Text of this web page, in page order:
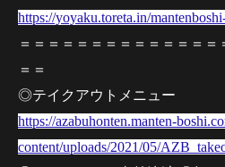
https://yoyaku.toreta.in/
＝＝＝＝＝＝＝＝＝＝＝＝＝＝
＝＝
◎テイクアウトメニュー
https://azabuhonten.manten-
content/uploads/2021/05/